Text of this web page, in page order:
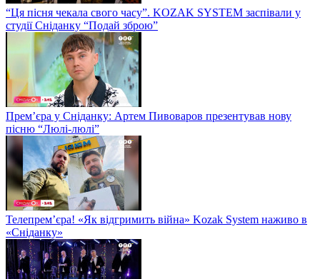
“Ця пісня чекала свого часу”. KOZAK SYSTEM заспівали у
студії Сніданку “Подай зброю”
Прем’єра у Сніданку: Артем Пивоваров презентував нову
пісню “Люлі-люлі”
Телепрем’єра! «Як відгримить війна» Kozak System наживо в
«Сніданку»